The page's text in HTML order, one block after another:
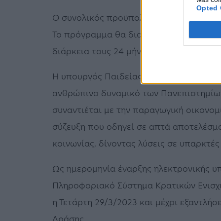
Opted
Ο συνολικός προϋπολογισμός των
Το πρόγραμμα θα διαρκέσει έως τις 31
διάρκεια τους 24 μήνες.
Η υπουργός Παιδείας και
ανθρώπινο δυναμικό των
συναντιέται με την παραγωγική
σύζευξη που οδηγεί σε απτά
κοινωνίας, δίνοντας λύσεις σε
Ως ημερομηνία έναρξης ηλεκτρονικής
Πληροφοριακό Σύστημα Κρατικών
η Τετάρτη 29/3/2023 και μέχρι